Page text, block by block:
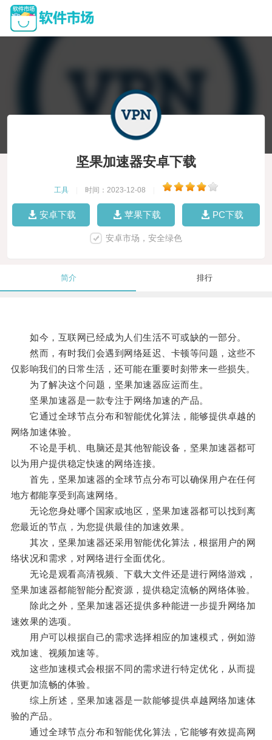
坚果加速器安卓下载
工具 时间：2023-12-08
安卓下载 苹果下载 PC下载
安卓市场，安全绿色
简介 排行
如今，互联网已经成为人们生活不可或缺的一部分。
然而，有时我们会遇到网络延迟、卡顿等问题，这些不
仅影响我们的日常生活，还可能在重要时刻带来一些损失。
为了解决这个问题，坚果加速器应运而生。
坚果加速器是一款专注于网络加速的产品。
它通过全球节点分布和智能优化算法，能够提供卓越的
网络加速体验。
不论是手机、电脑还是其他智能设备，坚果加速器都可
以为用户提供稳定快速的网络连接。
首先，坚果加速器的全球节点分布可以确保用户在任何
地方都能享受到高速网络。
无论您身处哪个国家或地区，坚果加速器都可以找到离
您最近的节点，为您提供最佳的加速效果。
其次，坚果加速器还采用智能优化算法，根据用户的网
络状况和需求，对网络进行全面优化。
无论是观看高清视频、下载大文件还是进行网络游戏，
坚果加速器都能智能分配资源，提供稳定流畅的网络体验。
除此之外，坚果加速器还提供多种能进一步提升网络加
速效果的选项。
用户可以根据自己的需求选择相应的加速模式，例如游
戏加速、视频加速等。
这些加速模式会根据不同的需求进行特定优化，从而提
供更加流畅的体验。
综上所述，坚果加速器是一款能够提供卓越网络加速体
验的产品。
通过全球节点分布和智能优化算法，它能够有效提高网